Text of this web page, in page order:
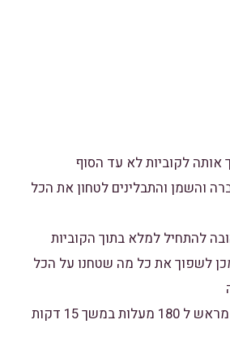
לקוביות לא עד הסוף
והשמן והתבלינים לטחון את הכל
להתחיל למלא בתוך הקוביות
לשפוך את כל מה שטחנו על הכל
15 דקות